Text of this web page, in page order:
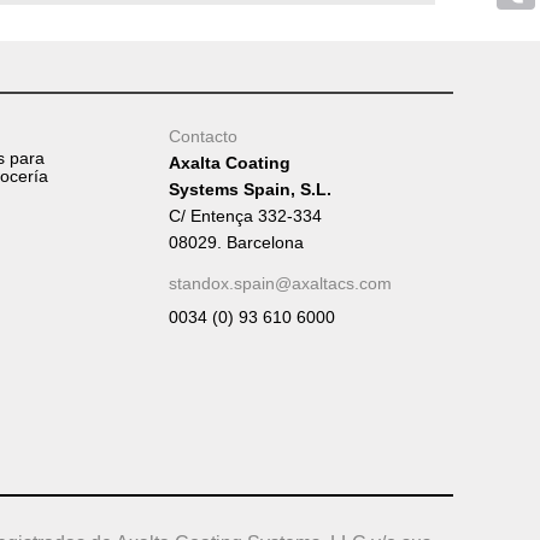
para
Contacto
Axalta Coating
Systems Spain, S.L.
C/ Entença 332-334
08029. Barcelona
standox.spain@axaltacs.com
0034 (0) 93 610 6000